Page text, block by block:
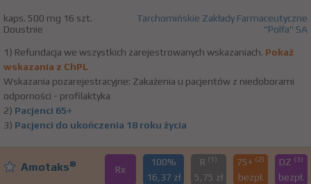
kaps. 500 mg 16 szt.
Doustnie
Tarchomińskie Zakłady Farmaceutyczne
"Polfa" SA
1) Refundacja we wszystkich zarejestrowanych wskazaniach. Pokaż
wskazania z ChPL
Wskazania pozarejestracyjne: Zakażenia u pacjentów z niedoborami
odporności - profilaktyka
2) Pacjenci 65+
3) Pacjenci do ukończenia 18 roku życia
Amotaks® Rx
100%
16,37 zł
R (1)
5,75 zł
75+ (2)
bezpł.
DZ (3)
bezpł.